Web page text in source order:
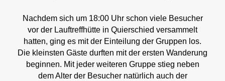
Nachdem sich um 18:00 Uhr schon viele Besucher
vor der Lauftreffhütte in Quierschied versammelt
hatten, ging es mit der Einteilung der Gruppen los.
Die kleinsten Gäste durften mit der ersten Wanderung
beginnen. Mit jeder weiteren Gruppe stieg neben
dem Alter der Besucher natürlich auch der